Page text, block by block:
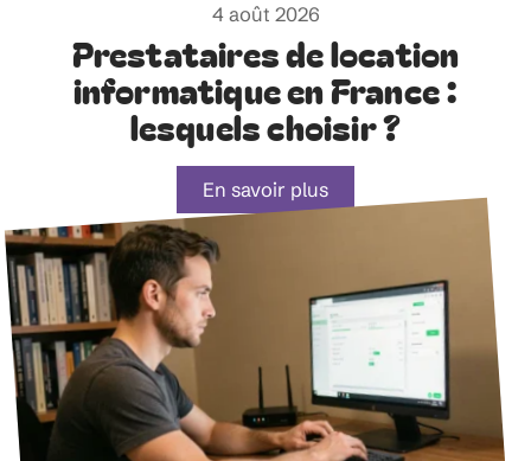
4 août 2026
Prestataires de location
informatique en France :
lesquels choisir ?
En savoir plus